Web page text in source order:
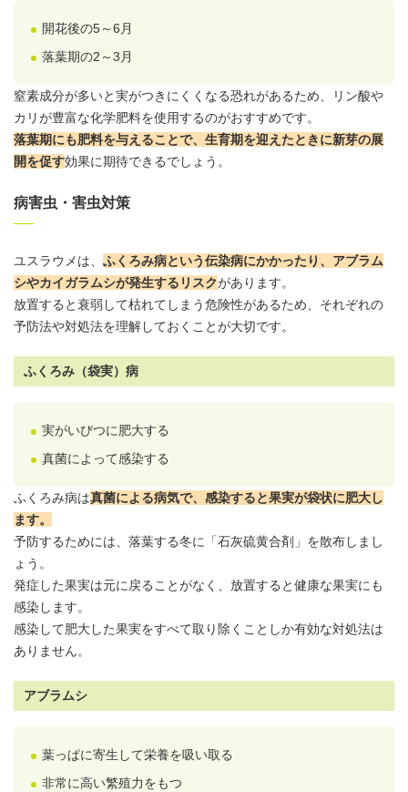
開花後の5～6月
落葉期の2～3月
窒素成分が多いと実がつきにくくなる恐れがあるため、リン酸や
カリが豊富な化学肥料を使用するのがおすすめです。
落葉期にも肥料を与えることで、生育期を迎えたときに新芽の展
開を促す効果に期待できるでしょう。
病害虫・害虫対策
ユスラウメは、 ふくろみ病という伝染病にかかったり、アブラム
シやカイガラムシが発生するリスクがあります。
放置すると衰弱して枯れてしまう危険性があるため、それぞれの
予防法や対処法を理解しておくことが大切です。
ふくろみ（袋実）病
実がいびつに肥大する
真菌によって感染する
ふくろみ病は真菌による病気で、感染すると果実が袋状に肥大し
ます。
予防するためには、落葉する冬に「石灰硫黄合剤」を散布しまし
ょう。
発症した果実は元に戻ることがなく、放置すると健康な果実にも
感染します。
感染して肥大した果実をすべて取り除くことしか有効な対処法は
ありません。
アブラムシ
葉っぱに寄生して栄養を吸い取る
非常に高い繁殖力をもつ